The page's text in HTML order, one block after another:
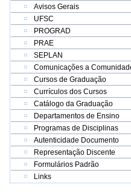
Avisos Gerais
UFSC
PROGRAD
PRAE
SEPLAN
Comunicações a
Cursos de Graduação
Currículos dos Cursos
Catálogo da Graduação
Departamentos de Ensino
Programas de Disciplinas
Autenticidade Documento
Representação Discente
Formulários Padrão
Links